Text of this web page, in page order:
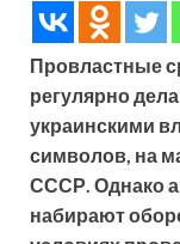
Провластные
регулярно
украинскими
символов, на
СССР. Однако
набирают